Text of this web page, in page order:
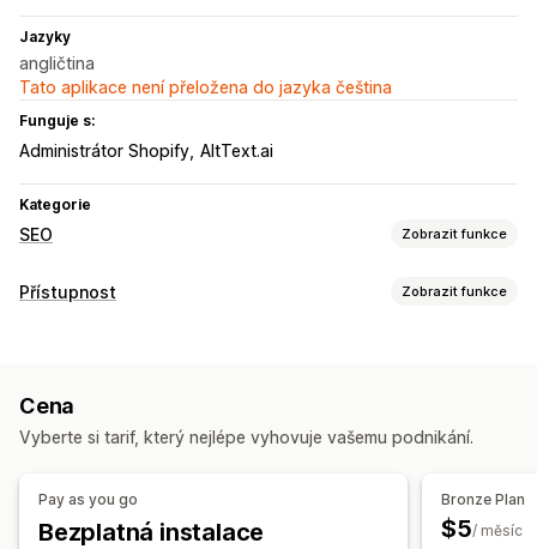
Jazyky
angličtina
Tato aplikace není přeložena do jazyka čeština
Funguje s:
Administrátor Shopify AltText.ai
Kategorie
SEO Zobrazit funkce
Nástroje SEO
Optimalizace obsahu
Skóre SEO
Analytika
Sledování pořadí
Návštěvnost webu
Přístupnost Zobrazit funkce
Cena
Vyberte si tarif, který nejlépe vyhovuje vašemu podnikání.
Pay as you go
Bezplatná instalace
Bronze Plan
$5/ měsíc